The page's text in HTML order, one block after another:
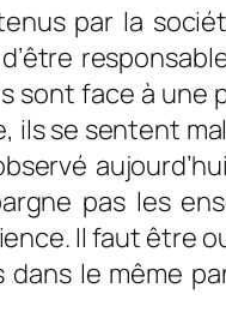
par la
face à une
se sentent
pas les
Il faut être
le même